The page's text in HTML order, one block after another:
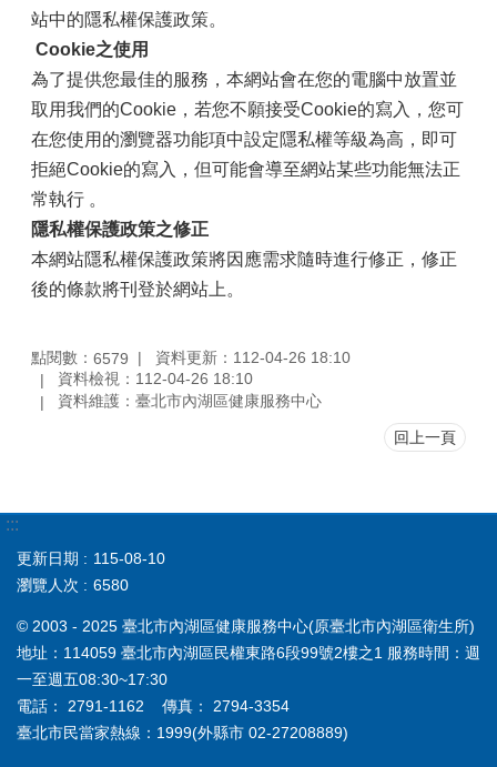
站中的隱私權保護政策。
Cookie之使用
為了提供您最佳的服務，本網站會在您的電腦中放置並
取用我們的Cookie，若您不願接受Cookie的寫入，您可
在您使用的瀏覽器功能項中設定隱私權等級為高，即可
拒絕Cookie的寫入，但可能會導至網站某些功能無法正
常執行 。
隱私權保護政策之修正
本網站隱私權保護政策將因應需求隨時進行修正，修正
後的條款將刊登於網站上。
點閱數： 6579
資料更新：112-04-26 18:10
資料檢視：112-04-26 18:10
資料維護：臺北市內湖區健康服務中心
回上一頁
:::
更新日期
115-08-10
瀏覽人次
6580
© 2003 - 2025 臺北市內湖區健康服務中心(原臺北市內湖區衛生所)
地址：114059 臺北市內湖區民權東路6段99號2樓之1 服務時間：週
一至週五08:30~17:30
電話： 2791-1162 傳真： 2794-3354
臺北市民當家熱線：1999(外縣市 02-27208889)